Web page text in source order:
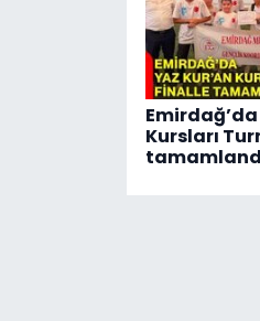
Emirdağ’da
Kursları